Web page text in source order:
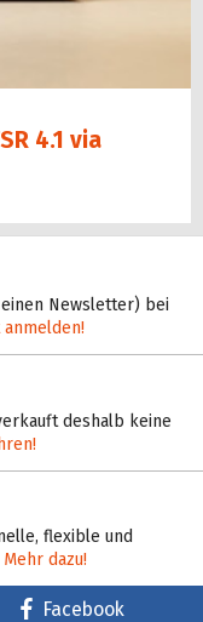
4.1 via
Newsletter) bei
anmelden!
deshalb keine
flexible und
Mehr dazu!
Facebook